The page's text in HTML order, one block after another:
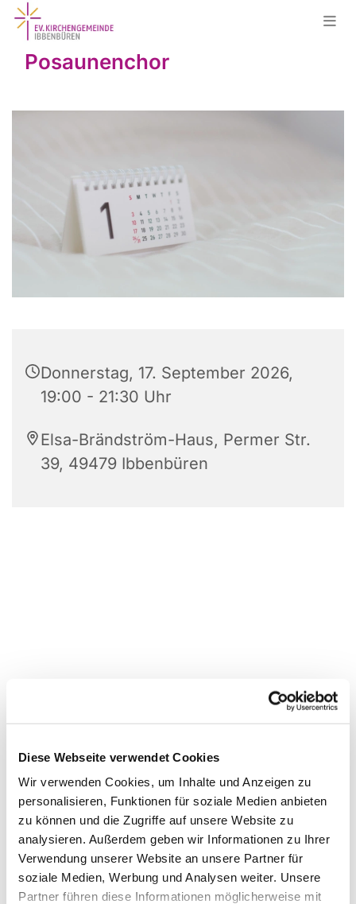
Diese Webseite verwendet Cookies
Wir verwenden Cookies, um Inhalte und Anzeigen zu
personalisieren, Funktionen für soziale Medien anbieten
zu können und die Zugriffe auf unsere Website zu
analysieren. Außerdem geben wir Informationen zu Ihrer
Verwendung unserer Website an unsere Partner für
soziale Medien, Werbung und Analysen weiter. Unsere
Partner führen diese Informationen möglicherweise mit
Posaunenchor
Donnerstag, 17. September 2026,
19:00 - 21:30 Uhr
Elsa-Brändström-Haus, Permer Str.
39, 49479 Ibbenbüren
Dies könnte Sie auch
interessieren